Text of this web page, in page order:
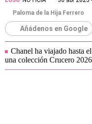
Paloma de la Hija Ferrero
Añádenos en Google
Chanel ha viajado hasta
una colección Crucero